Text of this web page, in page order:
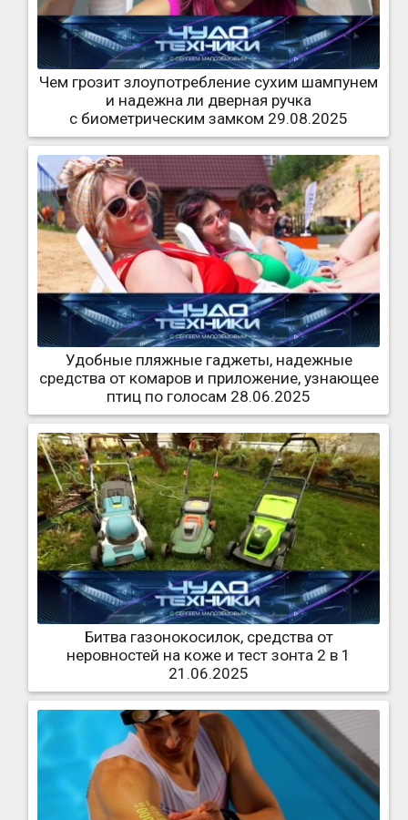
Чем грозит злоупотребление сухим шампунем
и надежна ли дверная ручка
с биометрическим замком 29.08.2025
Удобные пляжные гаджеты, надежные
средства от комаров и приложение, узнающее
птиц по голосам 28.06.2025
Битва газонокосилок, средства от
неровностей на коже и тест зонта 2 в 1
21.06.2025